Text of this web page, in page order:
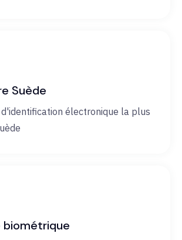
Suède
électronique la plus
biométrique